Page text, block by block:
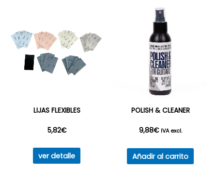
LIJAS FLEXIBLES
5,82€
ver detalle
Este
producto
POLISH & CLEANER
9,88€ IVA excl.
Añadir al carrito